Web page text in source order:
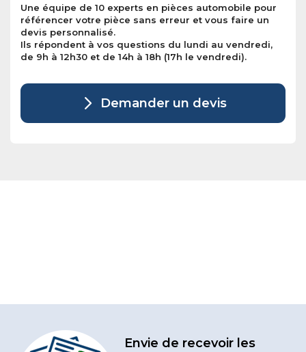
Une équipe de 10 experts en pièces automobile pour
référencer votre pièce sans erreur et vous faire un
devis personnalisé.
Ils répondent à vos questions du lundi au vendredi,
de 9h à 12h30 et de 14h à 18h (17h le vendredi).
Demander un devis
Envie de recevoir les